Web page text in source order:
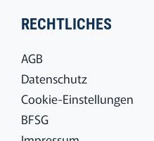
RECHTLICHES
AGB
Datenschutz
Cookie-Einstellungen
BFSG